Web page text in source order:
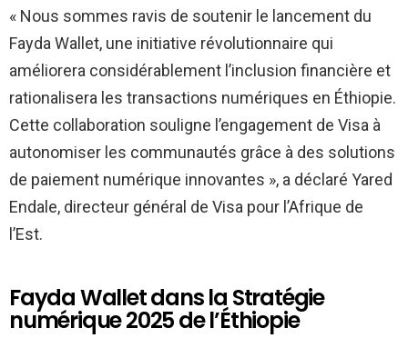
« Nous sommes ravis de soutenir le lancement du
Fayda Wallet, une initiative révolutionnaire qui
améliorera considérablement l’inclusion financière et
rationalisera les transactions numériques en Éthiopie.
Cette collaboration souligne l’engagement de Visa à
autonomiser les communautés grâce à des solutions
de paiement numérique innovantes », a déclaré Yared
Endale, directeur général de Visa pour l’Afrique de
l’Est.
Fayda Wallet dans la Stratégie
numérique 2025 de l’Éthiopie